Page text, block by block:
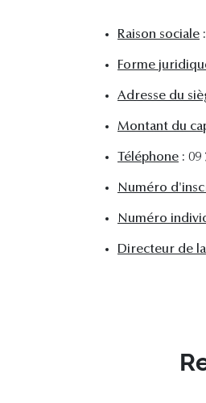
Raison sociale
Forme
Adresse du
Montant du
Téléphone : 09
Numéro
Numéro
Directeur de